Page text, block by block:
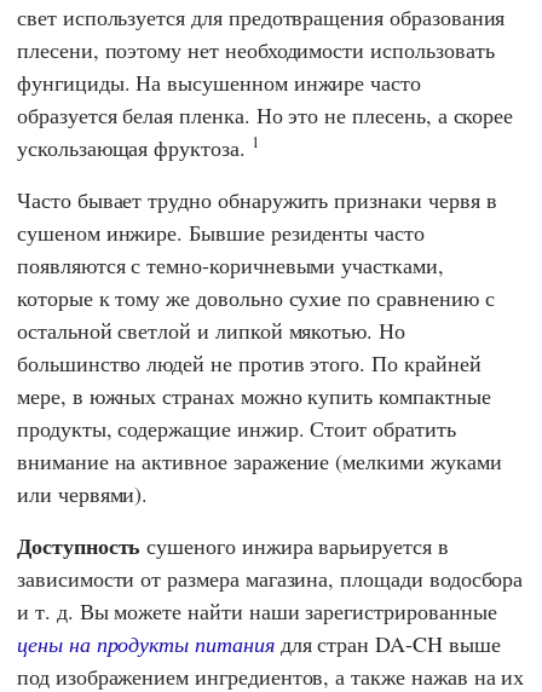
свет используется для предотвращения образования
плесени, поэтому нет необходимости использовать
фунгициды. На высушенном инжире часто
образуется белая пленка. Но это не плесень, а скорее
ускользающая фруктоза. 1
Часто бывает трудно обнаружить признаки червя в
сушеном инжире. Бывшие резиденты часто
появляются с темно-коричневыми участками,
которые к тому же довольно сухие по сравнению с
остальной светлой и липкой мякотью. Но
большинство людей не против этого. По крайней
мере, в южных странах можно купить компактные
продукты, содержащие инжир. Стоит обратить
внимание на активное заражение (мелкими жуками
или червями).
Доступность сушеного инжира варьируется в
зависимости от размера магазина, площади водосбора
и т. д. Вы можете найти наши зарегистрированные
цены на продукты питаниядля стран DA-CH выше
под изображением ингредиентов, а также нажав на их